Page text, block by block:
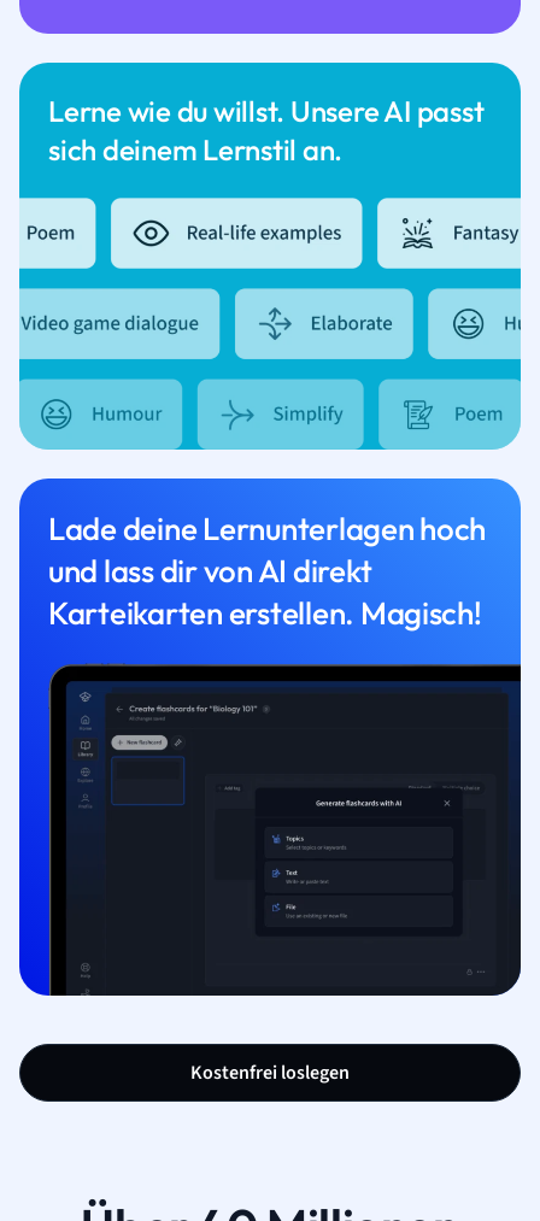
Lerne wie du willst. Unsere AI passt
sich deinem Lernstil an.
Lade deine Lernunterlagen hoch
und lass dir von AI direkt
Karteikarten erstellen. Magisch!
Kostenfrei loslegen